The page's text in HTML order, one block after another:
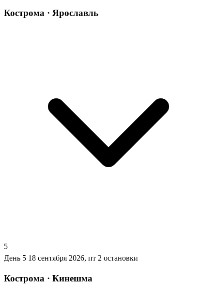
Кострома · Ярославль
5
День 5 18 сентября 2026, пт 2 остановки
Кострома · Кинешма